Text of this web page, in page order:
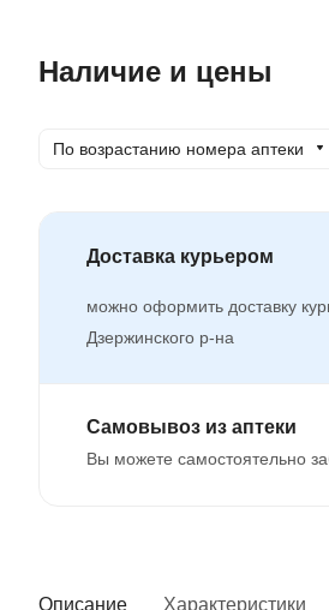
Наличие и цены
По возрастанию номера аптеки
Доставка курьером
можно оформить доставку
Дзержинского р-на
Самовывоз из аптеки
Вы можете самостоятельно
Описание Характеристики